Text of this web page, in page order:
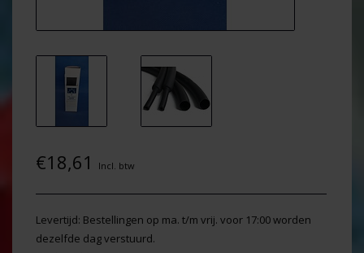
€18,61 Incl. btw
Levertijd: Bestellingen op ma. t/m vrij. voor 17:00 worden
dezelfde dag verstuurd.